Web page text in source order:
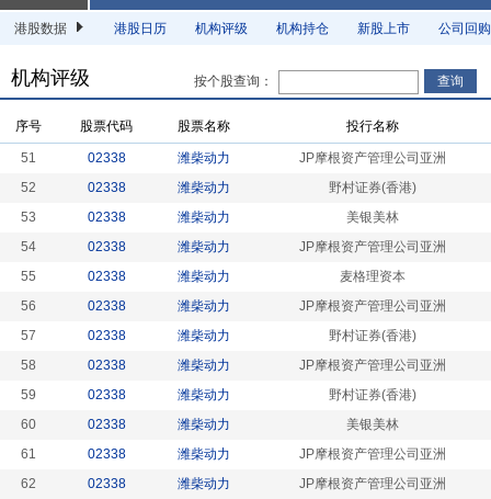
港股数据 港股日历 机构评级 机构持仓 新股上市 公司回购
机构评级 按个股查询：
序号 股票代码 股票名称 投行名称
51 02338 潍柴动力
JP摩根资产管理公司亚洲
52
02338 潍柴动力
野村证券(香港)
53
02338 潍柴动力
美银美林
54
02338 潍柴动力
JP摩根资产管理公司亚洲
55
02338 潍柴动力
麦格理资本
56
02338 潍柴动力
JP摩根资产管理公司亚洲
57
02338 潍柴动力
野村证券(香港)
58
02338 潍柴动力
JP摩根资产管理公司亚洲
59
02338 潍柴动力
野村证券(香港)
60
02338 潍柴动力
美银美林
61
02338 潍柴动力
JP摩根资产管理公司亚洲
62
02338 潍柴动力
JP摩根资产管理公司亚洲